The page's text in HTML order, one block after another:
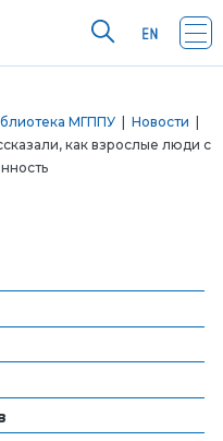
МГППУ Новости
как взрослые люди с